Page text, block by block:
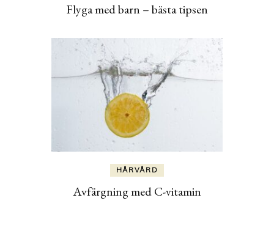
Flyga med barn – bästa tipsen
HÅRVÅRD
Avfärgning med C-vitamin